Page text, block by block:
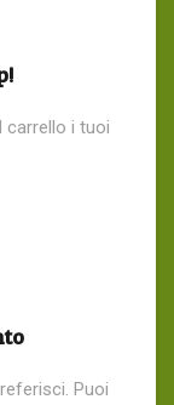
carrello i tuoi
Puoi